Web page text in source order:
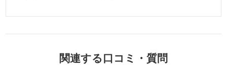
関連する口コミ・質問